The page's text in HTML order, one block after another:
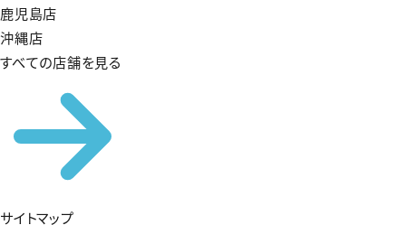
鹿児島店
沖縄店
すべての店舗を見る
サイトマップ